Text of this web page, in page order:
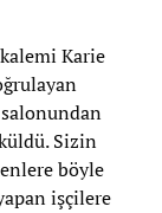
Karie
Sizin
böyle
işçilere